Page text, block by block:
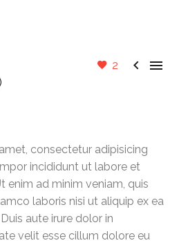
2  
consectetur adipisicing
incididunt ut labore et
enim ad minim veniam, quis
laboris nisi ut aliquip ex ea
aute irure dolor in
velit esse cillum dolore eu